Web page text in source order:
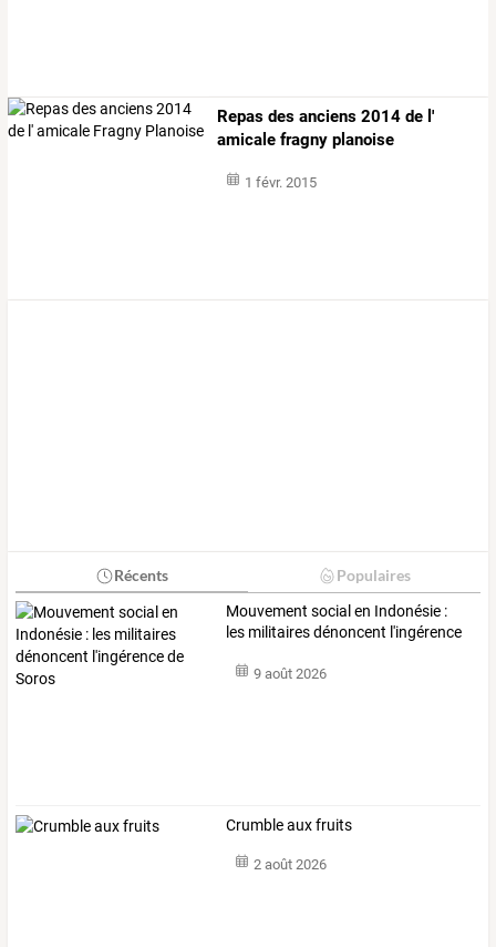
Repas des anciens 2014 de l'
amicale fragny planoise
1 févr. 2015
Récents Populaires
Mouvement social en Indonésie :
les militairesdénoncent l'ingérence
9 août 2026
Crumble aux fruits
2 août 2026